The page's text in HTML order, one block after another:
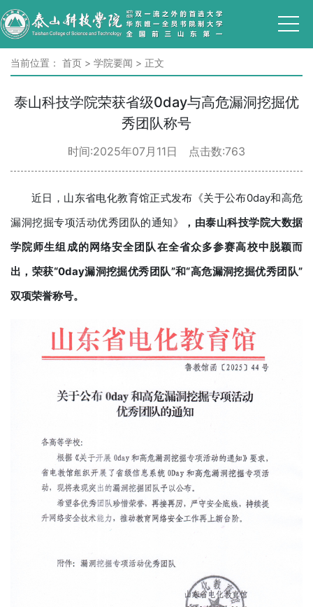
当前位置： 首页 > 学院要闻 > 正文
泰山科技学院荣获省级0day与高危漏洞挖掘优
秀团队称号
时间:2025年07月11日 点击数:763
近日，山东省电化教育馆正式发布《关于公布0day和高危
漏洞挖掘专项活动优秀团队的通知》
， 由泰山科技学院大数据
学院师生组成的网络安全团队在全省众多参赛高校中脱颖而
出， 荣获“0day漏洞挖掘优秀团队”和“高危漏洞挖掘优秀团队”
双项荣誉称号。